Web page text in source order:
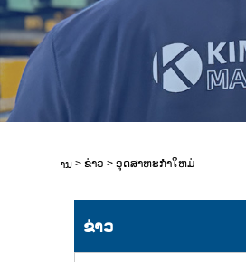
ບ້ານ > ຂ່າວ > ອຸດສາຫະກໍາໃຫມ່
ຂ່າວ